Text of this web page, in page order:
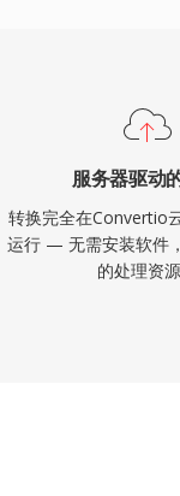
服务器驱动
转换完全在Convertio
运行 — 无需安装软件
的处理资源